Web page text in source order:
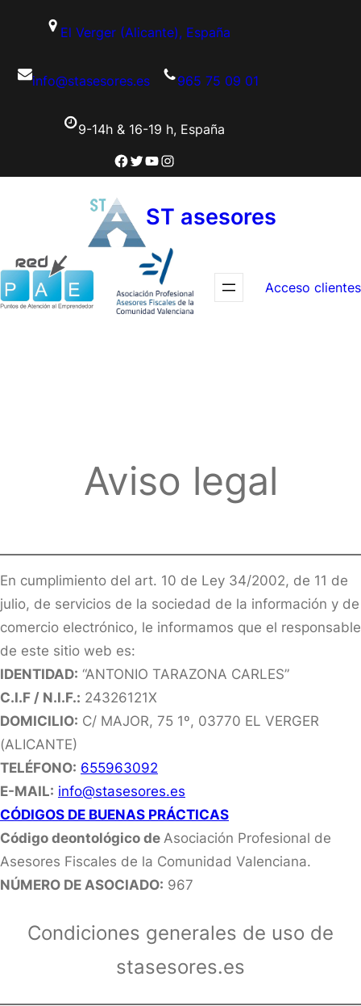
El Verger (Alicante), España
info@stasesores.es 965 75 09 01
9-14h & 16-19 h, España
Facebook
Twitter
YouTube
Instagram
ST asesores
Acceso clientes
Aviso legal
En cumplimiento del art. 10 de Ley 34/2002, de 11 de
julio, de servicios de la sociedad de la información y de
comercio electrónico, le informamos que el responsable
de este sitio web es:
IDENTIDAD: “ANTONIO TARAZONA CARLES”
C.I.F / N.I.F.: 24326121X
DOMICILIO: C/ MAJOR, 75 1º, 03770 EL VERGER
(ALICANTE)
TELÉFONO: 655963092
E-MAIL: info@stasesores.es
CÓDIGOS DE BUENAS PRÁCTICAS
Código deontológico de Asociación Profesional de
Asesores Fiscales de la Comunidad Valenciana.
NÚMERO DE ASOCIADO: 967
Condiciones generales de uso de
stasesores.es